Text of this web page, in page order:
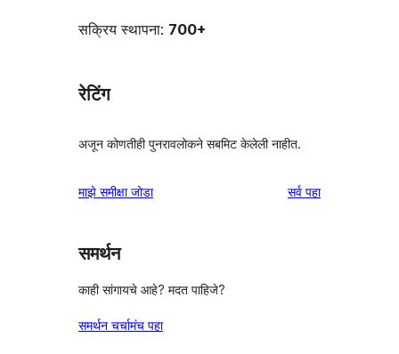
सक्रिय स्थापना: 700+
रेटिंग
अजून कोणतीही पुनरावलोकने सबमिट केलेली नाहीत.
माझे समीक्षा जोडा सर्वपुनरावलोकने
पहा
समर्थन
काही सांगायचे आहे? मदत पाहिजे?
समर्थन चर्चामंच पहा